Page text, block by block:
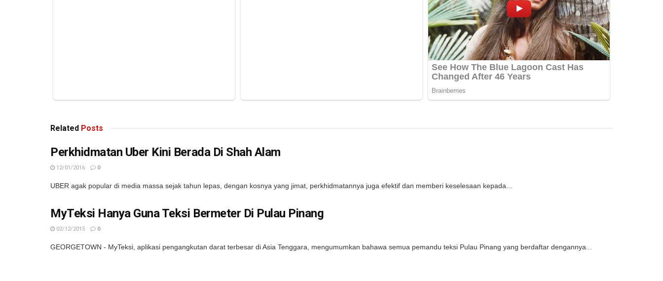
Related Posts
Perkhidmatan Uber Kini Berada Di Shah Alam
12/01/2016 0
UBER agak popular di media massa sejak tahun lepas, dengan kosnya yang jimat, perkhidmatannya juga efektif dan memberi keselesaan kepada...
MyTeksi Hanya Guna Teksi Bermeter Di Pulau Pinang
02/12/2015 0
GEORGETOWN - MyTeksi, aplikasi pengangkutan darat terbesar di Asia Tenggara, mengumumkan bahawa semua pemandu teksi Pulau Pinang yang berdaftar dengannya...